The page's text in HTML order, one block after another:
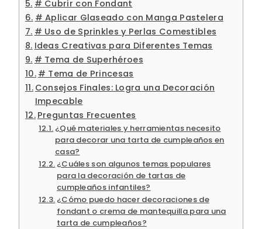
# Cubrir con Fondant
# Aplicar Glaseado con Manga Pastelera
# Uso de Sprinkles y Perlas Comestibles
Ideas Creativas para Diferentes Temas
# Tema de Superhéroes
# Tema de Princesas
Consejos Finales: Logra una Decoración
Impecable
Preguntas Frecuentes
¿Qué materiales y herramientas necesito
para decorar una tarta de cumpleaños en
casa?
¿Cuáles son algunos temas populares
para la decoración de tartas de
cumpleaños infantiles?
¿Cómo puedo hacer decoraciones de
fondant o crema de mantequilla para una
tarta de cumpleaños?